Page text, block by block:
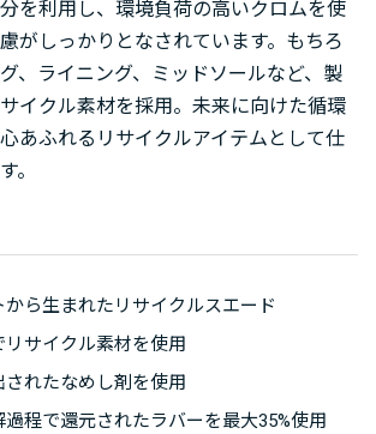
を利用し、環境負荷の高いクロムを使
がしっかりとなされています。もちろ
、ライニング、ミッドソールなど、製
イクル素材を採用。未来に向けた循環
あふれるリサイクルアイテムとして仕
。
ら生まれたリサイクルスエード
サイクル素材を使用
れたなめし剤を使用
過程で還元されたラバーを最大35%使用